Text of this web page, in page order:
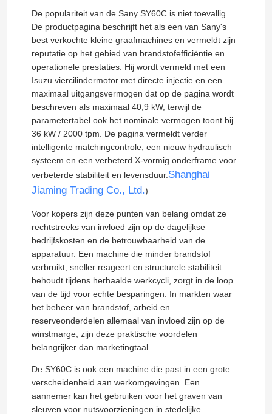
Thuis
Producten
Video's
Over ons
Fabriekstocht
Kwaliteitscontrole
Neem contact met ons op
Vraag een offerte
Wegenbouwmachines
Gebruikte bouwmachines
De populariteit van de Sany SY60C is niet toevallig.
De productpagina beschrijft het als een van Sany's
best verkochte kleine graafmachines en vermeldt zijn
reputatie op het gebied van brandstofefficiëntie en
operationele prestaties. Hij wordt vermeld met een
Isuzu viercilindermotor met directe injectie en een
maximaal uitgangsvermogen dat op de pagina wordt
beschreven als maximaal 40,9 kW, terwijl de
parametertabel ook het nominale vermogen toont bij
36 kW / 2000 tpm. De pagina vermeldt verder
intelligente matchingcontrole, een nieuw hydraulisch
systeem en een verbeterd X-vormig onderframe voor
verbeterde stabiliteit en levensduur. Shanghai
Jiaming Trading Co., Ltd.)
Voor kopers zijn deze punten van belang omdat ze
rechtstreeks van invloed zijn op de dagelijkse
bedrijfskosten en de betrouwbaarheid van de
apparatuur. Een machine die minder brandstof
verbruikt, sneller reageert en structurele stabiliteit
behoudt tijdens herhaalde werkcycli, zorgt in de loop
van de tijd voor echte besparingen. In markten waar
het beheer van brandstof, arbeid en
reserveonderdelen allemaal van invloed zijn op de
winstmarge, zijn deze praktische voordelen
belangrijker dan marketingtaal.
De SY60C is ook een machine die past in een grote
verscheidenheid aan werkomgevingen. Een
aannemer kan het gebruiken voor het graven van
sleuven voor nutsvoorzieningen in stedelijke